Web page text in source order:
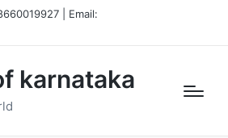
| Email:
karnataka